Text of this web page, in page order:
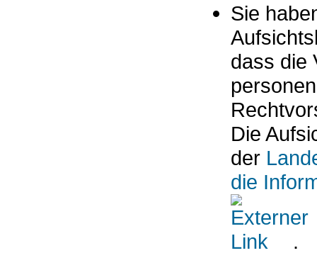
Sie
dass die
Die
der
die
.